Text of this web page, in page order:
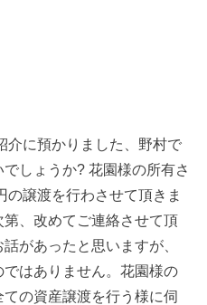
介に預かりました、野村で
しょうか? 花園様の所有さ
の譲渡を行わさせて頂きま
、改めてご連絡させて頂
があったと思いますが、
はありません。花園様の
の資産譲渡を行う様に伺